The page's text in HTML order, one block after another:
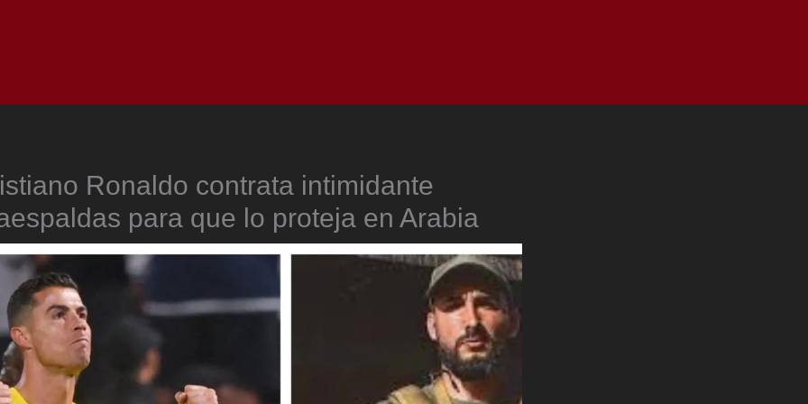
Ronaldo contrata intimidante
para que lo proteja en Arabia